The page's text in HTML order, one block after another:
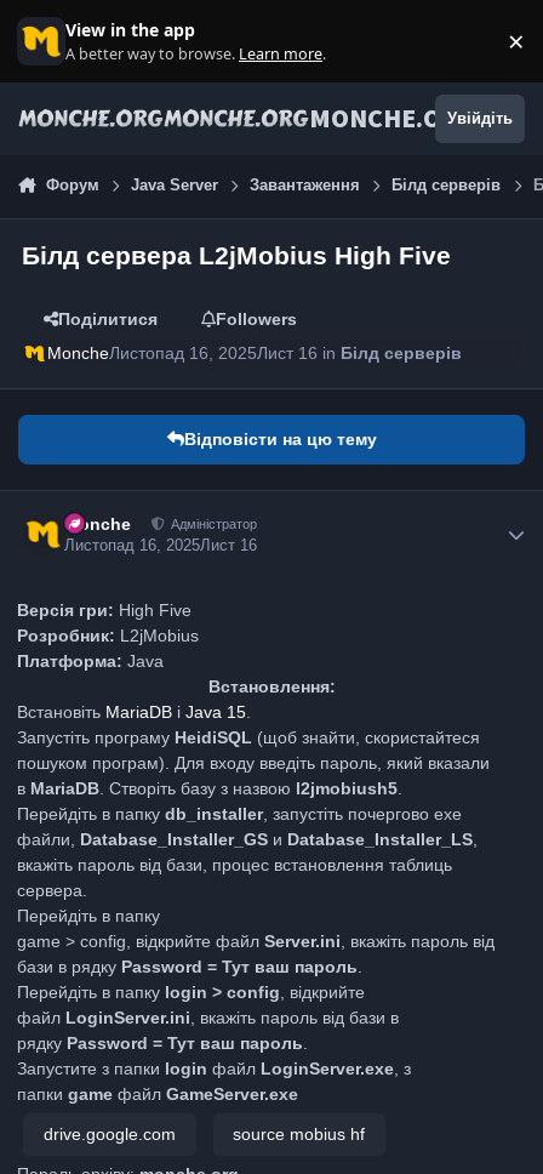
View in the app
A better way to browse. Learn more. ×
MONCHE.ORGУвійдіть
Форум Java Server Завантаження Білд серверів
Білд сервера L2jMobius High Five
Поділитися
Followers
MoncheЛистопад 16, 2025Лист 16 in Білд серверів
Відповісти на цю тему
Monche Адміністратор
Листопад 16, 2025Лист 16
Версія гри: High Five
Розробник: L2jMobius
Платформа: Java
Встановлення:
Встановіть MariaDB і Java 15.
Запустіть програму HeidiSQL (щоб знайти, скористайтеся
пошуком програм). Для входу введіть пароль, який вказали
в MariaDB. Створіть базу з назвою l2jmobiush5.
Перейдіть в папку db_installer, запустіть почергово exe
файли, Database_Installer_GS и Database_Installer_LS,
вкажіть пароль від бази, процес встановлення таблиць
сервера.
Перейдіть в папку
game > config, відкрийте файл Server.ini, вкажіть пароль від
бази в рядку Password = Тут ваш пароль.
Перейдіть в папку login > config, відкрийте
файл LoginServer.ini, вкажіть пароль від бази в
рядку Password = Тут ваш пароль.
Запустите з папки login файл LoginServer.exe, з
папки game файл GameServer.exe
drive.google.com source mobius hf